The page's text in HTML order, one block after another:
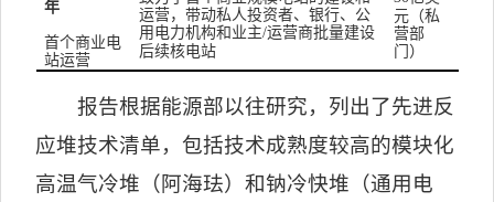
年
首个商业电
站运营
运营，带动私人投资者、银行、公
用电力机构和业主/运营商批量建设
后续核电站
元（私
营部
门）
报告根据能源部以往研究，列出了先进反
应堆技术清单，包括技术成熟度较高的模块化
高温气冷堆（阿海珐）和钠冷快堆（通用电